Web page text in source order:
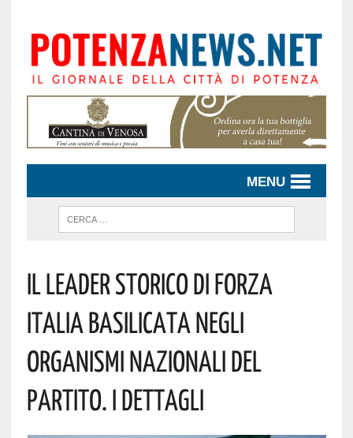
MENU
Il Leader Storico Di Forza
Italia Basilicata Negli
Organismi Nazionali Del
Partito. I Dettagli